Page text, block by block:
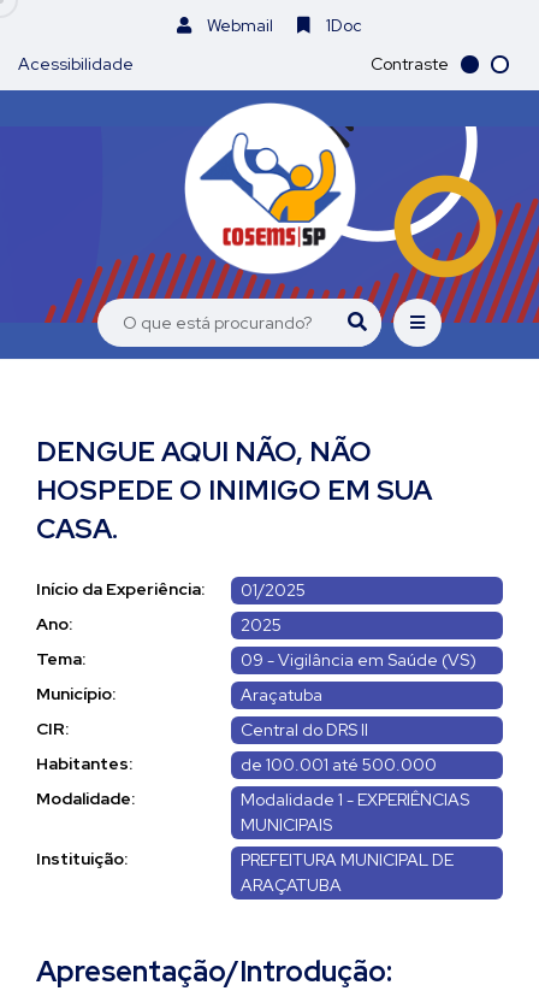
Webmail
1Doc
Acessibilidade
Contraste
DENGUE AQUI NÃO, NÃO
HOSPEDE O INIMIGO EM SUA
CASA.
Início da Experiência:
01/2025
Ano:
2025
Tema:
09 - Vigilância em Saúde (VS)
Município:
Araçatuba
CIR:
Central do DRS II
Habitantes:
de 100.001 até 500.000
Modalidade:
Modalidade 1 - EXPERIÊNCIAS
MUNICIPAIS
Instituição:
PREFEITURA MUNICIPAL DE
ARAÇATUBA
Apresentação/Introdução: